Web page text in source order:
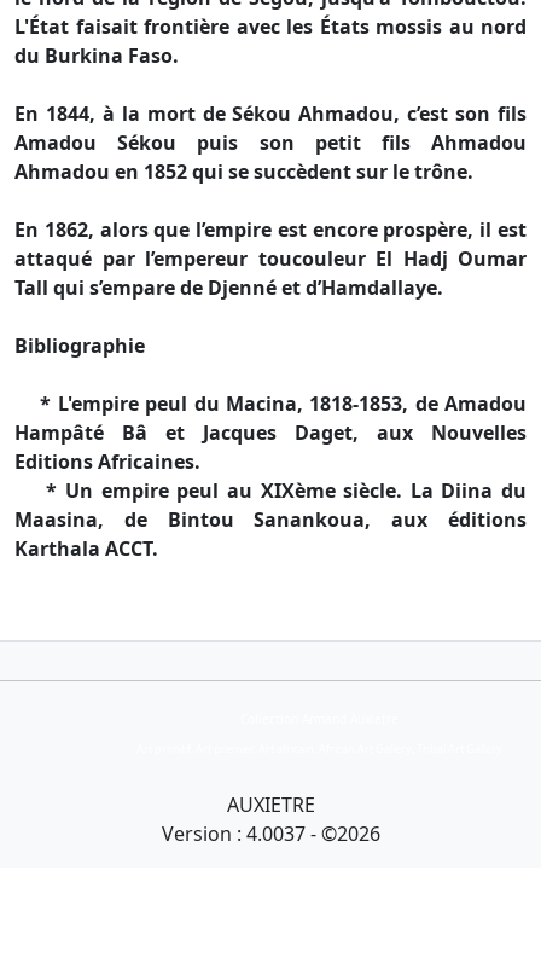
L'État faisait frontière avec les États mossis au nord
du Burkina Faso.
En 1844, à la mort de Sékou Ahmadou, c’est son fils
Amadou Sékou puis son petit fils Ahmadou
Ahmadou en 1852 qui se succèdent sur le trône.
En 1862, alors que l’empire est encore prospère, il est
attaqué par l’empereur toucouleur El Hadj Oumar
Tall qui s’empare de Djenné et d’Hamdallaye.
Bibliographie
* L'empire peul du Macina, 1818-1853, de Amadou
Hampâté Bâ et Jacques Daget, aux Nouvelles
Editions Africaines.
* Un empire peul au XIXème siècle. La Diina du
Maasina, de Bintou Sanankoua, aux éditions
Karthala ACCT.
AUXIETRE
Version : 4.0037 - ©2026